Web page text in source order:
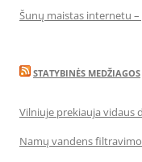
Šunų maistas internetu
STATYBINĖS MEDŽIAGOS
Vilniuje prekiauja vidaus
Namų vandens